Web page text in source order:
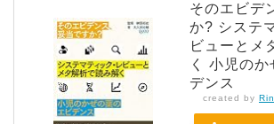
そのエビデ
か? システ
ビューとメ
く 小児の
デンス
created by